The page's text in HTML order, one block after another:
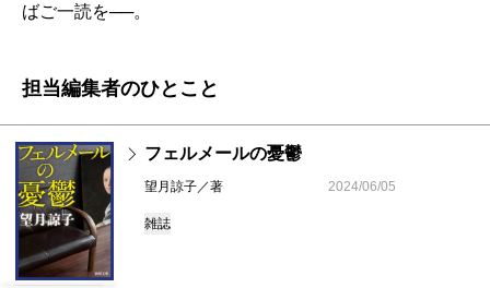
ばご一読を──。
担当編集者のひとこと
フェルメールの憂鬱
望月諒子／著 2024/06/05
雑誌